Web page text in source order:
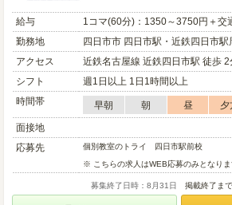
給与
1コマ(60分)：1350～3750円＋交
勤務地
四日市市 四日市駅・近鉄四日市駅
アクセス
近鉄名古屋線 近鉄四日市駅 徒歩 2
シフト
週1日以上 1日1時間以上
時間帯
早朝 朝 昼 夕
面接地
応募先
個別教室のトライ 四日市駅前校
※ こちらの求人はWEB応募のみとなり
募集終了日時：8月31日 掲載終了ま